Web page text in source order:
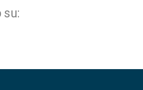
su: